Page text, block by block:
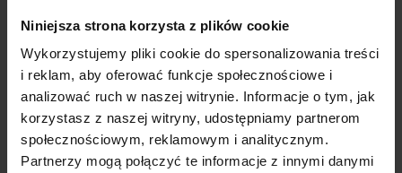
Niniejsza strona korzysta z plików cookie
Wykorzystujemy pliki cookie do spersonalizowania treści
i reklam, aby oferować funkcje społecznościowe i
analizować ruch w naszej witrynie. Informacje o tym, jak
korzystasz z naszej witryny, udostępniamy partnerom
społecznościowym, reklamowym i analitycznym.
Partnerzy mogą połączyć te informacje z innymi danymi